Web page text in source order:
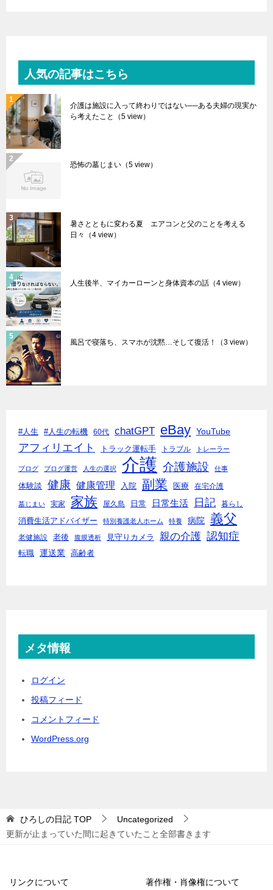
人気の記事はこちら
介護は施設に入って終わりではない──ある夫婦の現実か
ら考えたこと
（5 view）
恐怖の墓じまい （5 view）
暑さとともに変わる夏 エアコンと父のことを考える
日々
（4 view）
人生後半、マイカーローンと身体資本の話 （4 view）
風呂で寝落ち、スマホが沈黙…そして復活！ （3 view）
#人生 #人生の転機 60代 chatGPT eBay YouTube
アフィリエイト トラック運転手 トラブル トレーラー
ブログ ブログ運営 人生の選択 介護 介護施設 仕事
体験談 健康 健康管理 入院 副業 医療 在宅介護
墓じまい 実家 家族 屋久島 日常 日常生活 日記 暮らし
消費生活アドバイザー 特別養護老人ホーム 特養 病院 義父
老健施設 老後 腹膜透析 見守りカメラ 親の介護 認知症
転職 運送業 高齢者
メタ情報
ログイン
投稿フィード
コメントフィード
WordPress.org
ひろしの日記 TOP
Uncategorized
更新が止まっていた間に起きていたこと全部書きます
リンクについて 著作権・肖像権について